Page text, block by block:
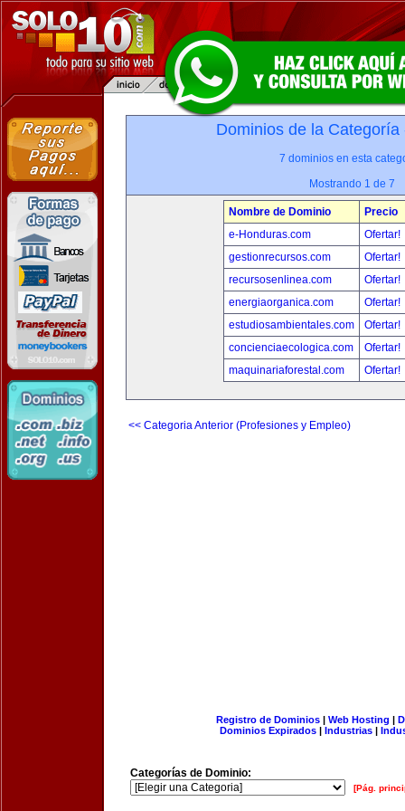
Dominios de la
7 dominios en esta
Mostrando 1 de 7
Nombre de Dominio
Precio
e-Honduras.com
Ofertar!
gestionrecursos.com
Ofertar!
recursosenlinea.com
Ofertar!
energiaorganica.com
Ofertar!
estudiosambientales.com
Ofertar!
concienciaecologica.com
Ofertar!
maquinariaforestal.com
Ofertar!
<< Categoria Anterior (Profesiones y Empleo)
Registro de Dominios| Web Hosting |
Dominios Expirados | Industrias |
Categorías de Dominio:
[Pág.